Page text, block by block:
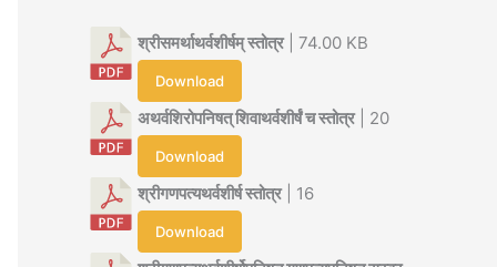
श्रीसमर्थाथर्वशीर्षम् स्तोत्र| 74.00 KB
Download
अथर्वशिरोपनिषत् शिवाथर्वशीर्षं च स्तोत्र| 20
Download
श्रीगणपत्यथर्वशीर्ष स्तोत्र| 16
Download